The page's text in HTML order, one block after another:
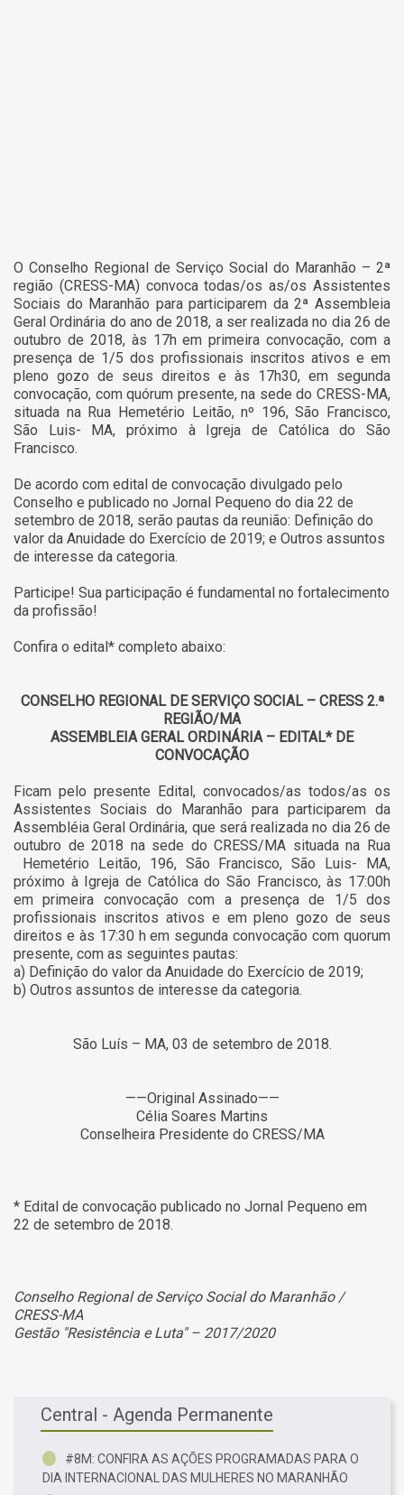
O Conselho Regional de Serviço Social do Maranhão – 2ª
região (CRESS-MA) convoca todas/os as/os Assistentes
Sociais do Maranhão para participarem da 2ª Assembleia
Geral Ordinária do ano de 2018, a ser realizada no dia 26 de
outubro de 2018, às 17h em primeira convocação, com a
presença de 1/5 dos profissionais inscritos ativos e em
pleno gozo de seus direitos e às 17h30, em segunda
convocação, com quórum presente, na sede do CRESS-MA,
situada na Rua Hemetério Leitão, nº 196, São Francisco,
São Luis- MA, próximo à Igreja de Católica do São
Francisco.
De acordo com edital de convocação divulgado pelo
Conselho e publicado no Jornal Pequeno do dia 22 de
setembro de 2018, serão pautas da reunião: Definição do
valor da Anuidade do Exercício de 2019; e Outros assuntos
de interesse da categoria.
Participe! Sua participação é fundamental no fortalecimento
da profissão!
Confira o edital* completo abaixo:
CONSELHO REGIONAL DE SERVIÇO SOCIAL – CRESS 2.ª
REGIÃO/MA
ASSEMBLEIA GERAL ORDINÁRIA – EDITAL* DE
CONVOCAÇÃO
Ficam pelo presente Edital, convocados/as todos/as os
Assistentes Sociais do Maranhão para participarem da
Assembléia Geral Ordinária, que será realizada no dia 26 de
outubro de 2018 na sede do CRESS/MA situada na Rua
Hemetério Leitão, 196, São Francisco, São Luis- MA,
próximo à Igreja de Católica do São Francisco, às 17:00h
em primeira convocação com a presença de 1/5 dos
profissionais inscritos ativos e em pleno gozo de seus
direitos e às 17:30 h em segunda convocação com quorum
presente, com as seguintes pautas:
a) Definição do valor da Anuidade do Exercício de 2019;
b) Outros assuntos de interesse da categoria.
São Luís – MA, 03 de setembro de 2018.
——Original Assinado——
Célia Soares Martins
Conselheira Presidente do CRESS/MA
* Edital de convocação publicado no Jornal Pequeno em
22 de setembro de 2018.
Conselho Regional de Serviço Social do Maranhão /
CRESS-MA
Gestão "Resistência e Luta" – 2017/2020
Central - Agenda Permanente
#8M: CONFIRA AS AÇÕES PROGRAMADAS PARA O
DIA INTERNACIONAL DAS MULHERES NO MARANHÃO